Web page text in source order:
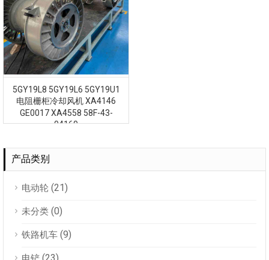
5GY19L8 5GY19L6 5GY19U1
电阻栅柜冷却风机 XA4146
GE0017 XA4558 58F-43-
04160
产品类别
电动轮 (21)
未分类 (0)
铁路机车 (9)
(23)